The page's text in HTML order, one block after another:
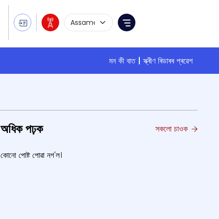
Language Selection
Menu
মন কী বাত স্ক্ৰীণ ৰিডাৰৰ প্ৰৱেশ
অধিক পঢ়ক সকলো চাওক
কোনো পোষ্ট পোৱা নগ'ল।